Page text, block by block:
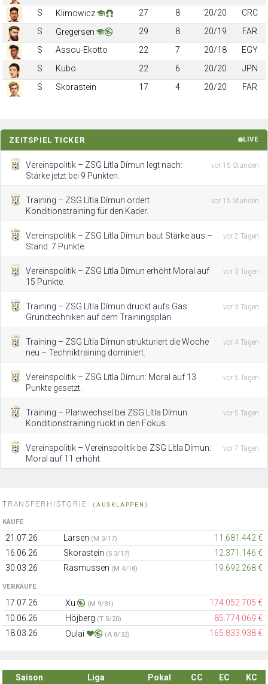
S
Klimowicz 27 8 20/20
CRC
S
Gregersen 29 8 20/19
FAR
S
Assou-Ekotto 22 7 20/18
EGY
S
Kubo 22 6 20/20
JPN
S
Skorastein 17 4 20/20 FAR
ZEITSPIEL TICKER LIVE
Vereinspolitik – ZSG Lítla Dímun legt nach:
Stärke jetzt bei 9 Punkten.
vor 15 Stunden
Training – ZSG Lítla Dímun ordert
Konditionstraining für den Kader.
vor 15 Stunden
Vereinspolitik – ZSG Lítla Dímun baut Stärke aus –
Stand: 7 Punkte.
vor 2 Tagen
Vereinspolitik – ZSG Lítla Dímun erhöht Moral auf
15 Punkte.
vor 3 Tagen
Training – ZSG Lítla Dímun drückt aufs Gas:
Grundtechniken auf dem Trainingsplan.
vor 3 Tagen
Training – ZSG Lítla Dímun strukturiert die Woche
neu – Techniktraining dominiert.
vor 4 Tagen
Vereinspolitik – ZSG Lítla Dímun: Moral auf 13
Punkte gesetzt.
vor 5 Tagen
Training – Planwechsel bei ZSG Lítla Dímun:
Konditionstraining rückt in den Fokus.
vor 5 Tagen
Vereinspolitik – Vereinspolitik bei ZSG Lítla Dímun:
Moral auf 11 erhöht.
vor 7 Tagen
TRANSFERHISTORIE: (AUSKLAPPEN)
KÄUFE
21.07.26 Larsen (M 3/17)
11.681.442 €
16.06.26
Skorastein (S 3/17)
12.371.146 €
30.03.26
Rasmussen (M 4/18) 19.692.268 €
VERKÄUFE
17.07.26 Xu (M 9/31)
174.052.705 €
10.06.26
Höjberg (T 5/20)
85.774.069 €
18.03.26
Oulai (A 8/32) 165.833.938 €
Saison Liga Pokal CC EC KC